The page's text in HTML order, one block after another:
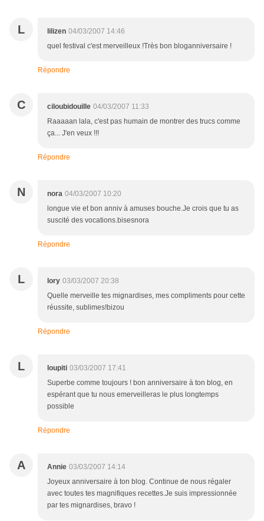
L lilizen 04/03/2007 14:46
quel festival c'est merveilleux !Très bon bloganniversaire !
Répondre
C ciloubidouille 04/03/2007 11:33
Raaaaan lala, c'est pas humain de montrer des trucs comme
ça... J'en veux !!!
Répondre
N nora 04/03/2007 10:20
longue vie et bon anniv à amuses bouche.Je crois que tu as
suscité des vocations.bisesnora
Répondre
L lory 03/03/2007 20:38
Quelle merveille tes mignardises, mes compliments pour cette
réussite, sublimes!bizou
Répondre
L loupiti 03/03/2007 17:41
Superbe comme toujours ! bon anniversaire à ton blog, en
espérant que tu nous emerveilleras le plus longtemps
possible
Répondre
A Annie 03/03/2007 14:14
Joyeux anniversaire à ton blog. Continue de nous régaler
avec toutes tes magnifiques recettes.Je suis impressionnée
par tes mignardises, bravo !